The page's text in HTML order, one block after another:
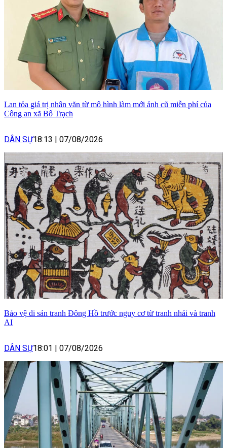
Lan tỏa giá trị nhân văn từ mô hình làm mới ảnh cũ miễn phí của
Công an xã Bố Trạch
DÂN SỰ18:13 07/08/2026
Bảo vệ di sản tranh Đông Hồ trước nguy cơ từ tranh nhái và tranh
AI
DÂN SỰ18:01 07/08/2026